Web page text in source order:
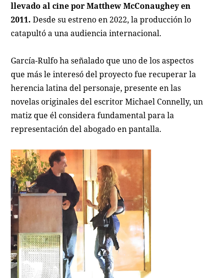
llevado al cine por Matthew McConaughey en
2011. Desde su estreno en 2022, la producción lo
catapultó a una audiencia internacional.
García-Rulfo ha señalado que uno de los aspectos
que más le interesó del proyecto fue recuperar la
herencia latina del personaje, presente en las
novelas originales del escritor Michael Connelly, un
matiz que él considera fundamental para la
representación del abogado en pantalla.